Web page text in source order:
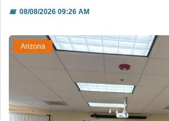
📅08/08/2026 09:26 AM
Arizona